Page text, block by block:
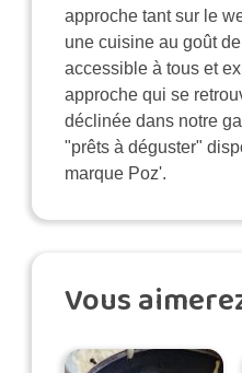
approche tant sur le
une cuisine au goût
accessible à tous et
approche qui se
déclinée dans notre
"prêts à déguster"
marque Poz'.
Vous